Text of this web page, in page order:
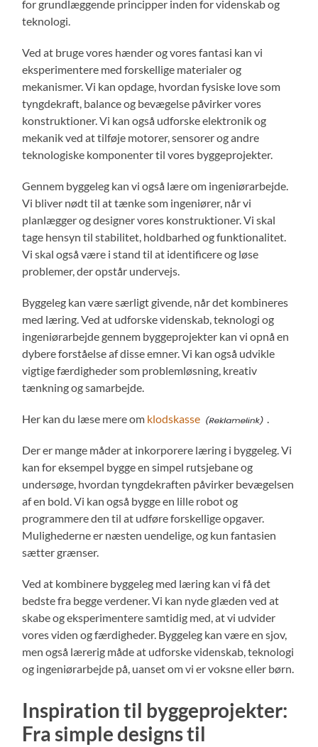
for grundlæggende principper inden for videnskab og
teknologi.
Ved at bruge vores hænder og vores fantasi kan vi
eksperimentere med forskellige materialer og
mekanismer. Vi kan opdage, hvordan fysiske love som
tyngdekraft, balance og bevægelse påvirker vores
konstruktioner. Vi kan også udforske elektronik og
mekanik ved at tilføje motorer, sensorer og andre
teknologiske komponenter til vores byggeprojekter.
Gennem byggeleg kan vi også lære om ingeniørarbejde.
Vi bliver nødt til at tænke som ingeniører, når vi
planlægger og designer vores konstruktioner. Vi skal
tage hensyn til stabilitet, holdbarhed og funktionalitet.
Vi skal også være i stand til at identificere og løse
problemer, der opstår undervejs.
Byggeleg kan være særligt givende, når det kombineres
med læring. Ved at udforske videnskab, teknologi og
ingeniørarbejde gennem byggeprojekter kan vi opnå en
dybere forståelse af disse emner. Vi kan også udvikle
vigtige færdigheder som problemløsning, kreativ
tænkning og samarbejde.
Her kan du læse mere om klodskasse
Der er mange måder at inkorporere læring i byggeleg. Vi
kan for eksempel bygge en simpel rutsjebane og
undersøge, hvordan tyngdekraften påvirker bevægelsen
af en bold. Vi kan også bygge en lille robot og
programmere den til at udføre forskellige opgaver.
Mulighederne er næsten uendelige, og kun fantasien
sætter grænser.
Ved at kombinere byggeleg med læring kan vi få det
bedste fra begge verdener. Vi kan nyde glæden ved at
skabe og eksperimentere samtidig med, at vi udvider
vores viden og færdigheder. Byggeleg kan være en sjov,
men også lærerig måde at udforske videnskab, teknologi
og ingeniørarbejde på, uanset om vi er voksne eller børn.
Inspiration til byggeprojekter:
Fra simple designs til